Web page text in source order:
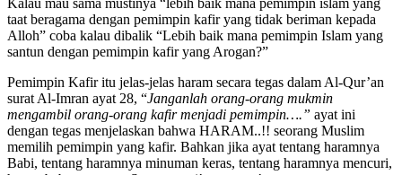
Kalau mau sama mustinya “lebih baik mana pemimpin islam yang
taat beragama dengan pemimpin kafir yang tidak beriman kepada
Alloh” coba kalau dibalik “Lebih baik mana pemimpin Islam yang
santun dengan pemimpin kafir yang Arogan?”
Pemimpin Kafir itu jelas-jelas haram secara tegas dalam Al-Qur’an
surat Al-Imran ayat 28, “Janganlah orang-orang mukmin
mengambil orang-orang kafir menjadi pemimpin….” ayat ini
dengan tegas menjelaskan bahwa HARAM..!! seorang Muslim
memilih pemimpin yang kafir. Bahkan jika ayat tentang haramnya
Babi, tentang haramnya minuman keras, tentang haramnya mencuri,